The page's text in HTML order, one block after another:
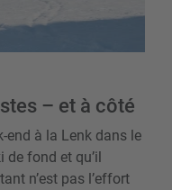
– et à côté
end à la Lenk dans le
fond et qu’il
n’est pas l’effort